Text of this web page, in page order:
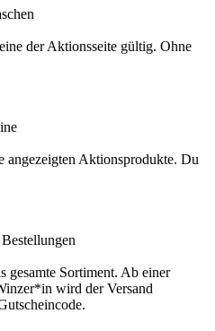
der Aktionsseite gültig. Ohne
Aktionsprodukte. Du
Sortiment. Ab einer
wird der Versand